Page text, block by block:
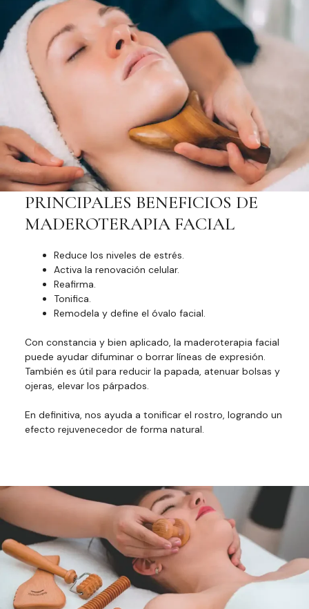
PRINCIPALES BENEFICIOS DE
MADEROTERAPIA FACIAL
Reduce los niveles de estrés.
Activa la renovación celular.
Reafirma.
Tonifica.
Remodela y define el óvalo facial.
Con constancia y bien aplicado, la maderoterapia facial
puede ayudar difuminar o borrar líneas de expresión.
También es útil para reducir la papada, atenuar bolsas y
ojeras, elevar los párpados.
En definitiva, nos ayuda a tonificar el rostro, logrando un
efecto rejuvenecedor de forma natural.